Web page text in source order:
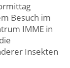
Besuch im
IMME in
Insekten